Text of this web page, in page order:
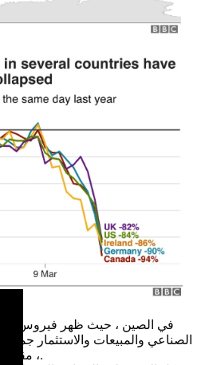
في الصين ، حيث ظهر فيروس
الصناعي والمبيعات والاستثمار
، مقارنة بالفترة نفسها من عام 2019.